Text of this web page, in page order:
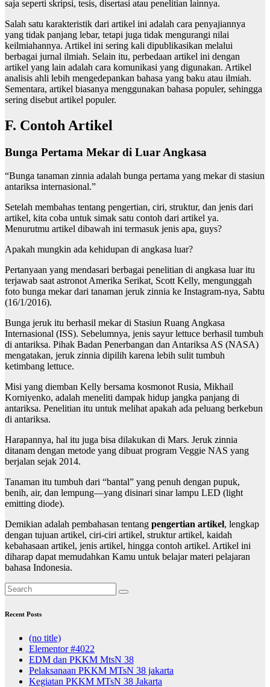
saja seperti skripsi, tesis, disertasi atau penelitian lainnya.
Salah satu karakteristik dari artikel ini adalah cara penyajiannya
yang tidak panjang lebar, tetapi juga tidak mengurangi nilai
keilmiahannya. Artikel ini sering kali dipublikasikan melalui
berbagai jurnal ilmiah. Selain itu, perbedaan artikel ini dengan
artikel yang lain adalah cara komunikasi yang digunakan. Artikel
analisis ahli lebih mengedepankan bahasa yang baku atau ilmiah.
Sementara, artikel biasanya menggunakan bahasa populer, sehingga
sering disebut artikel populer.
F. Contoh Artikel
Bunga Pertama Mekar di Luar Angkasa
“Bunga tanaman zinnia adalah bunga pertama yang mekar di stasiun
antariksa internasional.”
Setelah membahas tentang pengertian, ciri, struktur, dan jenis dari
artikel, kita coba untuk simak satu contoh dari artikel ya.
Menurutmu artikel dibawah ini termasuk jenis apa, guys?
Apakah mungkin ada kehidupan di angkasa luar?
Pertanyaan yang mendasari berbagai penelitian di angkasa luar itu
terjawab saat astronot Amerika Serikat, Scott Kelly, mengunggah
foto bunga mekar dari tanaman jeruk zinnia ke Instagram-nya, Sabtu
(16/1/2016).
Bunga jeruk itu berhasil mekar di Stasiun Ruang Angkasa
Internasional (ISS). Sebelumnya, jenis sayur lettuce berhasil tumbuh
di antariksa. Pihak Badan Penerbangan dan Antariksa AS (NASA)
mengatakan, jeruk zinnia dipilih karena lebih sulit tumbuh
ketimbang lettuce.
Misi yang diemban Kelly bersama kosmonot Rusia, Mikhail
Korniyenko, adalah meneliti dampak hidup jangka panjang di
antariksa. Penelitian itu untuk melihat apakah ada peluang berkebun
di antariksa.
Harapannya, hal itu juga bisa dilakukan di Mars. Jeruk zinnia
ditanam dengan metode yang dibuat program Veggie NAS yang
berjalan sejak 2014.
Tanaman itu tumbuh dari “bantal” yang penuh dengan pupuk,
benih, air, dan lempung—yang disinari sinar lampu LED (light
emitting diode).
Demikian adalah pembahasan tentang pengertian artikel, lengkap
dengan tujuan artikel, ciri-ciri artikel, struktur artikel, kaidah
kebahasaan artikel, jenis artikel, hingga contoh artikel. Artikel ini
diharap dapat memudahkan Kamu untuk belajar materi pelajaran
bahasa Indonesia.
Recent Posts
(no title)
Elementor #4022
EDM dan PKKM MtsN 38
Pelaksanaan PKKM MTsN 38 jakarta
Kegiatan PKKM MTsN 38 Jakarta